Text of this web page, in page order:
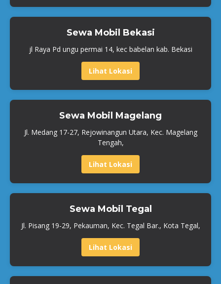
Sewa Mobil Bekasi
jl Raya Pd ungu permai 14, kec babelan kab. Bekasi
Lihat Lokasi
Sewa Mobil Magelang
Jl. Medang 17-27, Rejowinangun Utara, Kec. Magelang
Tengah,
Lihat Lokasi
Sewa Mobil Tegal
Jl. Pisang 19-29, Pekauman, Kec. Tegal Bar., Kota Tegal,
Lihat Lokasi